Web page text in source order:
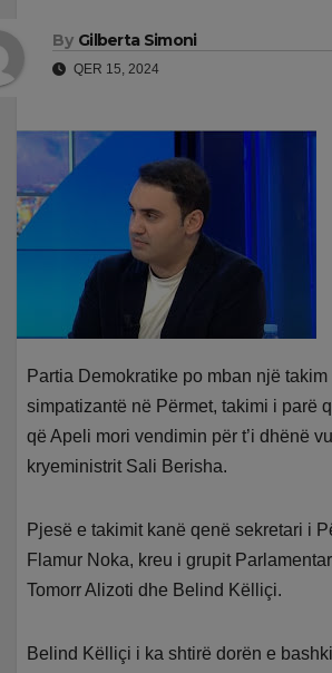
By Gilberta Simoni
QER 15, 2024
Partia Demokratike po mban një
simpatizantë në Përmet, takimi i parë
që Apeli mori vendimin për t’i dhënë
kryeministrit Sali Berisha.
Pjesë e takimit kanë qenë sekretari i
Flamur Noka, kreu i grupit
Tomorr Alizoti dhe Belind Këlliçi.
Belind Këlliçi i ka shtirë dorën e